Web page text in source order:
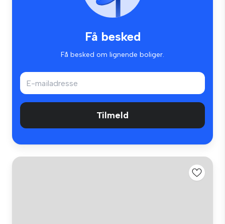
Få besked
Få besked om lignende boliger.
Tilmeld